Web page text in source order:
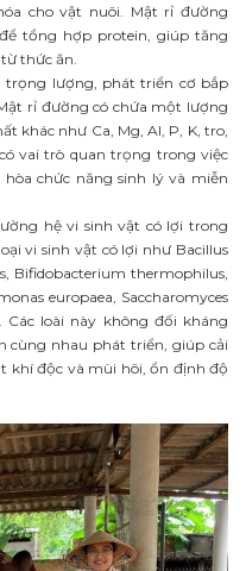
cho vật nuôi. Mật rỉ đường
tổng hợp protein, giúp tăng
thức ăn.
trọng lượng, phát triển cơ bắp
rỉ đường có chứa một lượng
khác như Ca, Mg, Al, P, K, tro,
vai trò quan trọng trong việc
chức năng sinh lý và miễn
hệ vi sinh vật có lợi trong
vi sinh vật có lợi như Bacillus
Bifidobacterium thermophilus,
europaea, Saccharomyces
Các loài này không đối kháng
cùng nhau phát triển, giúp cải
khí độc và mùi hôi, ổn định độ